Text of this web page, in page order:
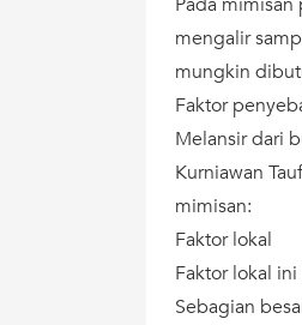
mengalir
mungkin
Faktor
Melansir dari
Kurniawan
mimisan:
Faktor lokal
Faktor lokal
Sebagian